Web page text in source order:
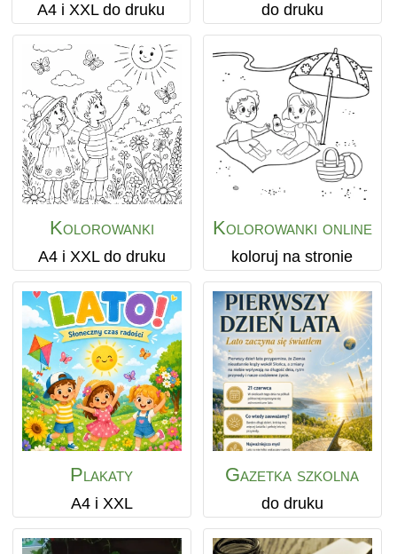
Kolorowanki online
koloruj na stronie
do druku
A4 i XXL do druku
Kolorowanki
A4 i XXL do druku
Plakaty
A4 i XXL
Gazetka szkolna
do druku